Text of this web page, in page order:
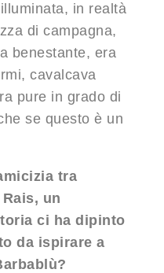
in realtà
di campagna,
benestante, era
cavalcava
pure in grado di
se questo è un
tra
un
ci ha dipinto
da ispirare a